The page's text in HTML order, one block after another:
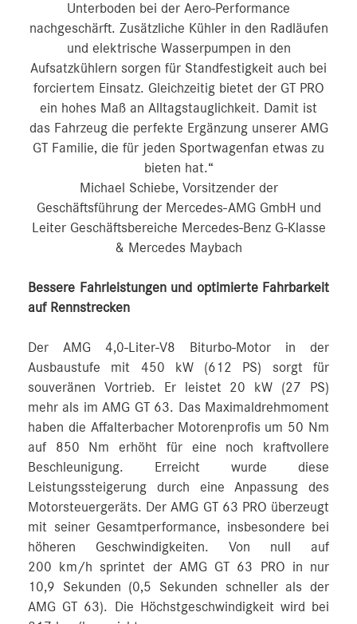
Unterboden bei der Aero-Performance
nachgeschärft. Zusätzliche Kühler in den Radläufen
und elektrische Wasserpumpen in den
Aufsatzkühlern sorgen für Standfestigkeit auch bei
forciertem Einsatz. Gleichzeitig bietet der GT PRO
ein hohes Maß an Alltagstauglichkeit. Damit ist
das Fahrzeug die perfekte Ergänzung unserer AMG
GT Familie, die für jeden Sportwagenfan etwas zu
bieten hat.“
Michael Schiebe, Vorsitzender der
Geschäftsführung der Mercedes-AMG GmbH und
Leiter Geschäftsbereiche Mercedes-Benz G-Klasse
& Mercedes Maybach
Bessere Fahrleistungen und optimierte Fahrbarkeit
auf Rennstrecken
Der AMG 4,0-Liter-V8 Biturbo-Motor in der
Ausbaustufe mit 450 kW (612 PS) sorgt für
souveränen Vortrieb. Er leistet 20 kW (27 PS)
mehr als im AMG GT 63. Das Maximaldrehmoment
haben die Affalterbacher Motorenprofis um 50 Nm
auf 850 Nm erhöht für eine noch kraftvollere
Beschleunigung. Erreicht wurde diese
Leistungssteigerung durch eine Anpassung des
Motorsteuergeräts. Der AMG GT 63 PRO überzeugt
mit seiner Gesamtperformance, insbesondere bei
höheren Geschwindigkeiten. Von null auf
200 km/h sprintet der AMG GT 63 PRO in nur
10,9 Sekunden (0,5 Sekunden schneller als der
AMG GT 63). Die Höchstgeschwindigkeit wird bei